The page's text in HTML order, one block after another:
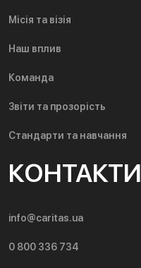
Місія та візія
Наш вплив
Команда
Звіти та прозорість
Стандарти та навчання
КОНТАКТИ
info@caritas.ua
0 800 336 734